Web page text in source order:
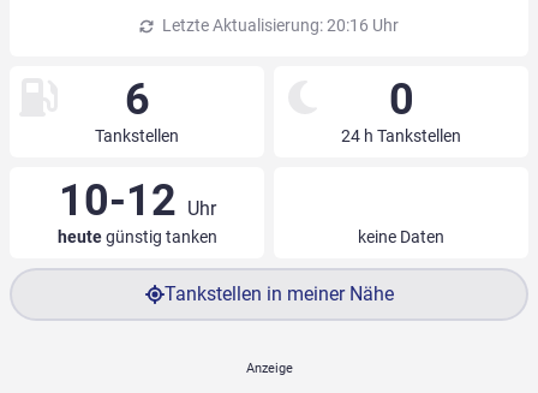
Letzte Aktualisierung: 20:16 Uhr
6
Tankstellen
0
24 h Tankstellen
10-12 Uhr
heutegünstig tanken keine Daten
Tankstellen in meiner Nähe